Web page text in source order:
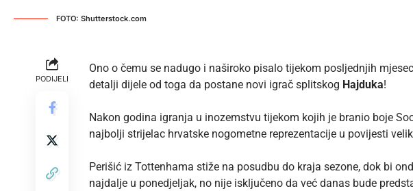
FOTO: Shutterstock.com
PODIJELI
Ono o čemu se nadugo i naširoko pisalo tijekom posljednjih
detalji dijele od toga da postane novi igrač splitskog Hajduka!
Nakon godina igranja u inozemstvu tijekom kojih je branio boje
najbolji strijelac hrvatske nogometne reprezentacije u povijesti
Perišić iz Tottenhama stiže na posudbu do kraja sezone, dok bi
najdalje u ponedjeljak, no nije isključeno da već danas bude